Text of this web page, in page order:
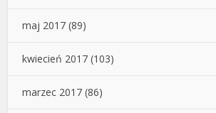
maj 2017 (89)
kwiecień 2017 (103)
marzec 2017 (86)